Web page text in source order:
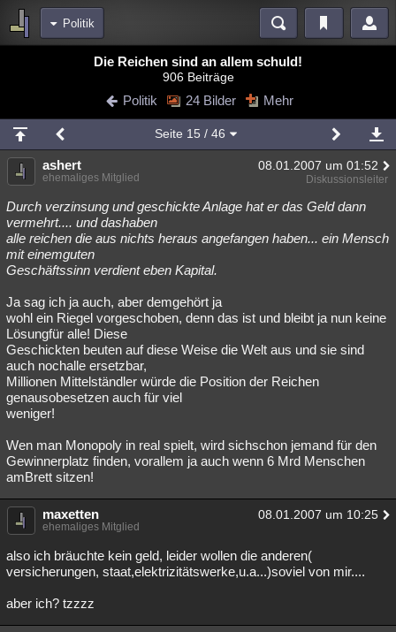
Politik
Blogs Videos
Chat Wiki Neuigkeiten
meine Rubriken
Menschen Mystery Kriminalfälle
Spiritualität Verschwörungen Technologie Ufologie
Natur Umfragen Unterhaltung
weitere Rubriken
Astronomie Helpdesk Gruppen Gaming Filme
Musik Clash Verbesserungen
Übersichten
Besucht
Lesenswert Schlüsselwörter
Die Reichen sind an allem schuld!
906 Beiträge
Politik 24 Bilder Mehr
Seite 15 / 46
ashert 08.01.2007 um 01:52
ehemaliges Mitglied Diskussionsleiter
Durch verzinsung und geschickte Anlage hat er das Geld dann
vermehrt.... und dashaben
alle reichen die aus nichts heraus angefangen haben... ein Mensch
mit einemguten
Geschäftssinn verdient eben Kapital.
Ja sag ich ja auch, aber demgehört ja
wohl ein Riegel vorgeschoben, denn das ist und bleibt ja nun keine
Lösungfür alle! Diese
Geschickten beuten auf diese Weise die Welt aus und sie sind
auch nochalle ersetzbar,
Millionen Mittelständler würde die Position der Reichen
genausobesetzen auch für viel
weniger!
Wen man Monopoly in real spielt, wird sichschon jemand für den
Gewinnerplatz finden, vorallem ja auch wenn 6 Mrd Menschen
amBrett sitzen!
maxetten 08.01.2007 um 10:25
ehemaliges Mitglied
also ich bräuchte kein geld, leider wollen die anderen(
versicherungen, staat,elektrizitätswerke,u.a...)soviel von mir....
aber ich? tzzzz